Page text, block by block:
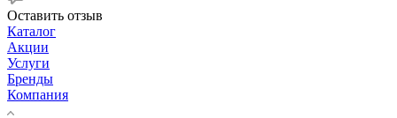
Оставить отзыв
Каталог
Акции
Услуги
Бренды
Компания